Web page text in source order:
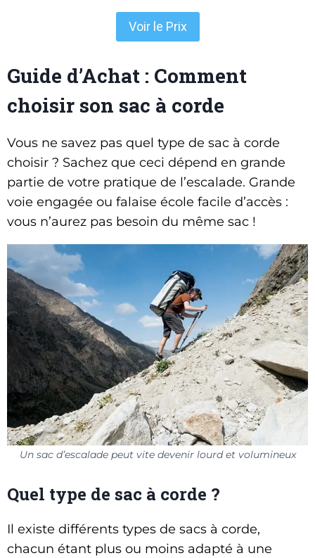
Voir le Prix
Guide d’Achat : Comment
choisir son sac à corde
Vous ne savez pas quel type de sac à corde
choisir ? Sachez que ceci dépend en grande
partie de votre pratique de l’escalade. Grande
voie engagée ou falaise école facile d’accès :
vous n’aurez pas besoin du même sac !
Un sac d’escalade peut vite devenir lourd et volumineux
Quel type de sac à corde ?
Il existe différents types de sacs à corde,
chacun étant plus ou moins adapté à une